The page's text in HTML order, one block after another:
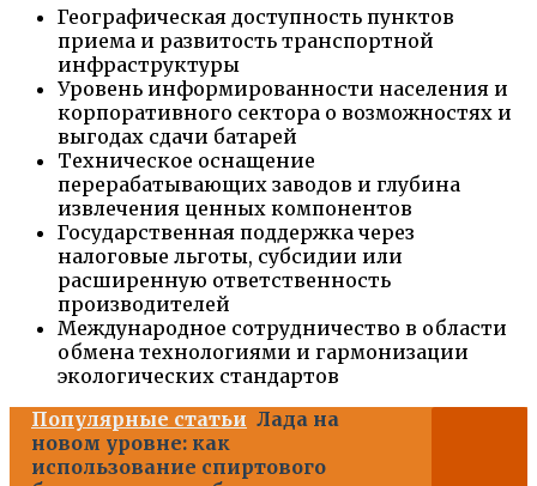
Географическая доступность пунктов
приема и развитость транспортной
инфраструктуры
Уровень информированности населения и
корпоративного сектора о возможностях и
выгодах сдачи батарей
Техническое оснащение
перерабатывающих заводов и глубина
извлечения ценных компонентов
Государственная поддержка через
налоговые льготы, субсидии или
расширенную ответственность
производителей
Международное сотрудничество в области
обмена технологиями и гармонизации
экологических стандартов
Популярные статьи Лада на
новом уровне: как
использование спиртового